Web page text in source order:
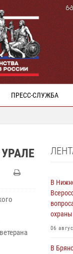
ПРЕСС-СЛУЖБА
В
06
В